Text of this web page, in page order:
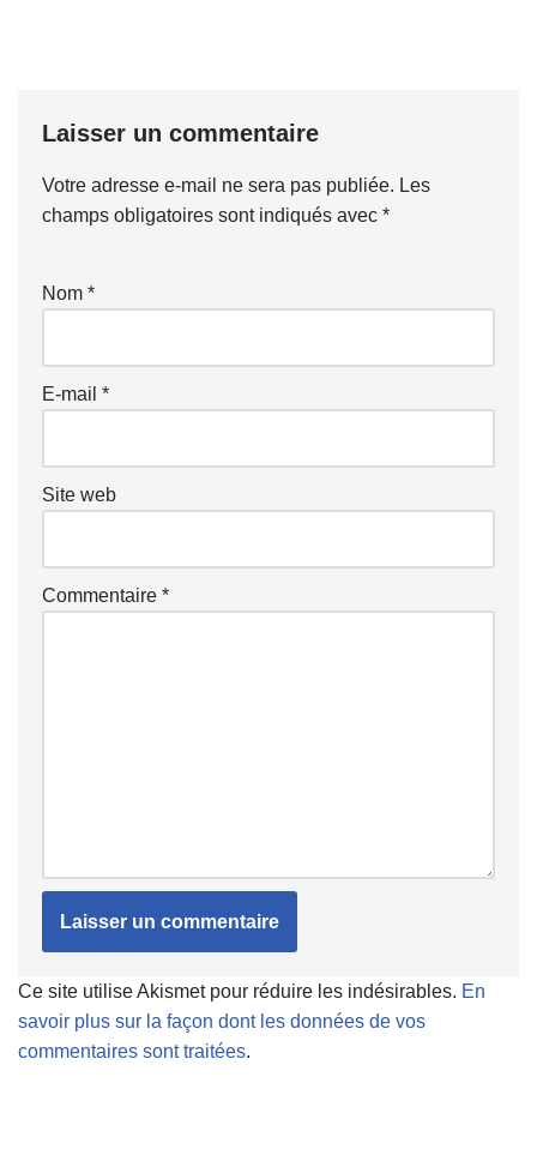
Laisser un commentaire
Votre adresse e-mail ne sera pas publiée. Les
champs obligatoires sont indiqués avec *
Nom *
E-mail *
Site web
Commentaire *
Ce site utilise Akismet pour réduire les indésirables. En
savoir plus sur la façon dont les données de vos
commentaires sont traitées.